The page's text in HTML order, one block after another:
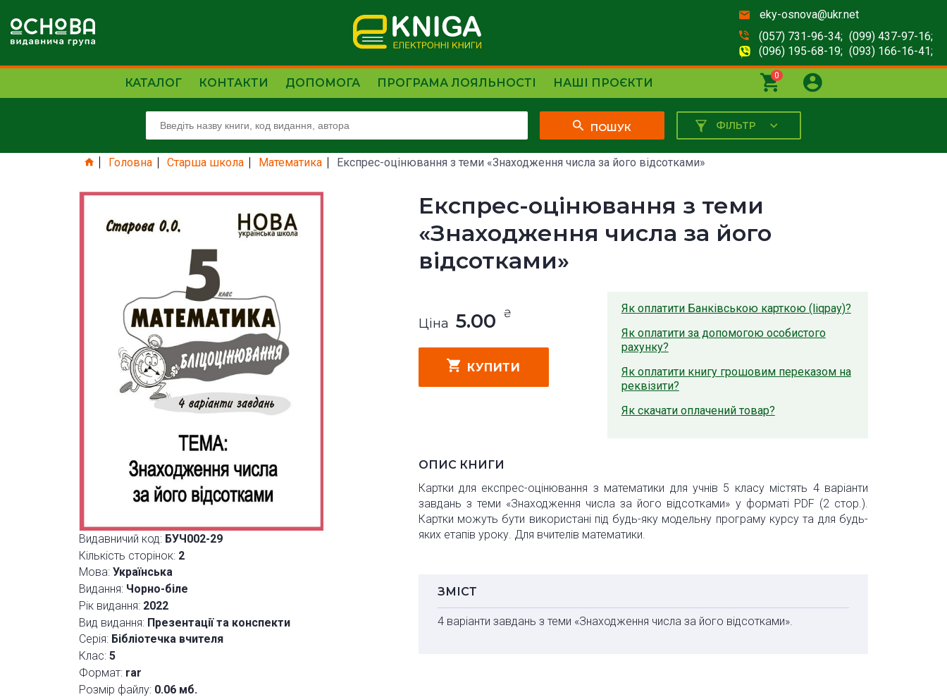
eky-osnova@ukr.net
(057) 731-96-34; (099) 437-97-16;
(096) 195-68-19; (093) 166-16-41;
КАТАЛОГ КОНТАКТИ ДОПОМОГА ПРОГРАМА ЛОЯЛЬНОСТІ НАШІ ПРОЄКТИ
0
ПОШУК ФІЛЬТР
Головна Старша школа Математика Експрес-оцінювання з теми «Знаходження числа за його відсотками»
Видавничий код: БУЧ002-29
Кількість сторінок: 2
Мова: Українська
Видання: Чорно-біле
Рік видання: 2022
Вид видання: Презентації та конспекти
Серія: Бібліотечка вчителя
Клас: 5
Формат: rar
Розмір файлу: 0.06 мб.
Експрес-оцінювання з теми
«Знаходження числа за його
відсотками»
Ціна 5.00 ₴
КУПИТИ
Як оплатити Банківською карткою (liqpay)?
Як оплатити за допомогою особистого
рахунку?
Як оплатити книгу грошовим переказом на
реквізити?
Як скачати оплачений товар?
ОПИС КНИГИ
Картки для експрес-оцінювання з математики для учнів 5 класу містять 4 варіанти
завдань з теми «Знаходження числа за його відсотками» у форматі PDF (2 стор.).
Картки можуть бути використані під будь-яку модельну програму курсу та для будь-
яких етапів уроку. Для вчителів математики.
ЗМІСТ
4 варіанти завдань з теми «Знаходження числа за його відсотками».